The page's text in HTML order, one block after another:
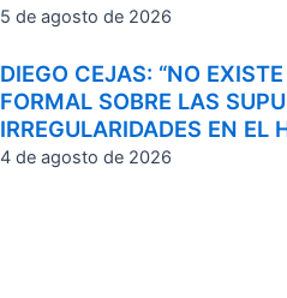
5 de agosto de 2026
DIEGO CEJAS: “NO
FORMAL SOBRE LAS
IRREGULARIDADES EN EL
4 de agosto de 2026